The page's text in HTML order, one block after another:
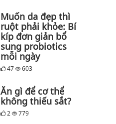
Muốn da đẹp thì
ruột phải khỏe: Bí
kíp đơn giản bổ
sung probiotics
mỗi ngày
47 603
Ăn gì để cơ thể
không thiếu sắt?
2 779